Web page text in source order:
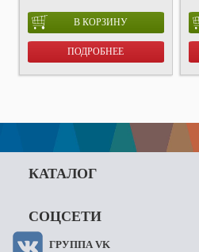
В КОРЗИНУ
ПОДРОБНЕЕ
КАТАЛОГ
СОЦСЕТИ
ГРУППА VK